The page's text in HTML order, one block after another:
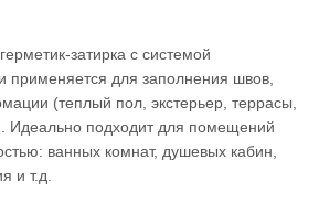
затирка с системой
применяется для заполнения швов,
(теплый пол, экстерьер, террасы,
Идеально подходит для помещений
ванных комнат, душевых кабин,
и т.д.